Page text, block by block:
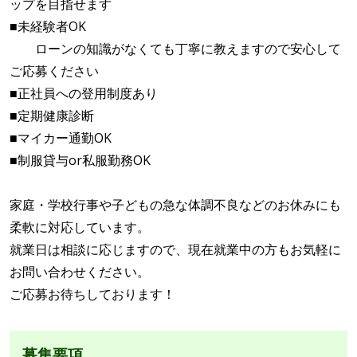
ップを目指せます
■未経験者OK
ローンの知識がなくても丁寧に教えますので安心して
ご応募ください
■正社員への登用制度あり
■定期健康診断
■マイカー通勤OK
■制服貸与or私服勤務OK
家庭・学校行事や子どもの急な体調不良などのお休みにも
柔軟に対応しています。
就業日は相談に応じますので、現在就業中の方もお気軽に
お問い合わせください。
ご応募お待ちしております！